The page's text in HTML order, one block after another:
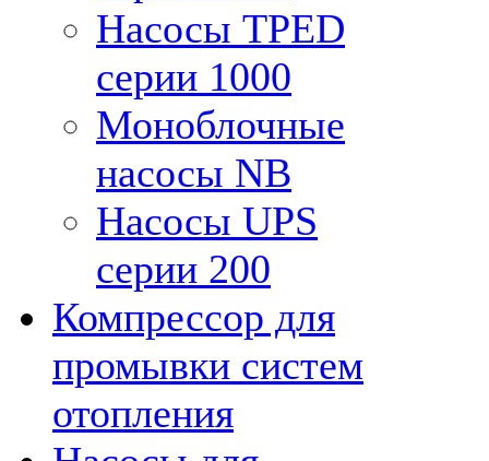
Насосы TPED
серии 1000
Моноблочные
насосы NB
Насосы UPS
серии 200
Компрессор для
промывки систем
отопления